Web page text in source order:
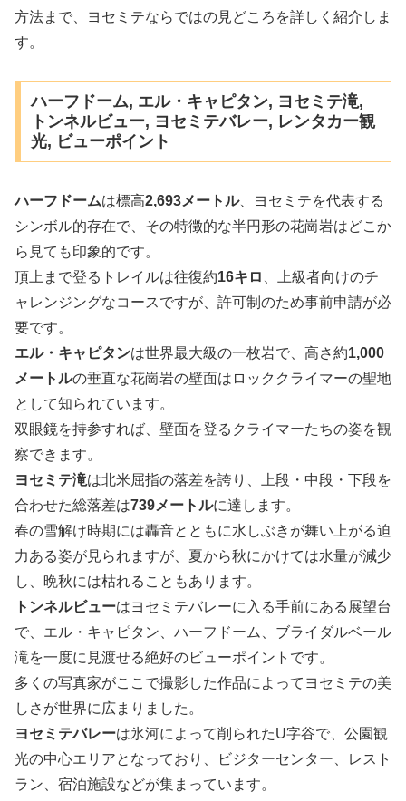
方法まで、ヨセミテならではの見どころを詳しく紹介しま
す。
ハーフドーム, エル・キャピタン, ヨセミテ滝,
トンネルビュー, ヨセミテバレー, レンタカー観
光, ビューポイント
ハーフドームは標高2,693メートル、ヨセミテを代表する
シンボル的存在で、その特徴的な半円形の花崗岩はどこか
ら見ても印象的です。
頂上まで登るトレイルは往復約16キロ
、上級者向けのチ
ャレンジングなコースですが、許可制のため事前申請が必
要です。
エル・キャピタンは世界最大級の一枚岩で、高さ約1,000
メートルの垂直な花崗岩の壁面はロッククライマーの聖地
として知られています。
双眼鏡を持参すれば、壁面を登るクライマーたちの姿を観
察できます。
ヨセミテ滝は北米屈指の落差を誇り、上段・中段・下段を
合わせた総落差は739メートルに達します。
春の雪解け時期には轟音とともに水しぶきが舞い上がる迫
力ある姿が見られますが、夏から秋にかけては水量が減少
し、晩秋には枯れることもあります。
トンネルビューはヨセミテバレーに入る手前にある展望台
で、エル・キャピタン、ハーフドーム、ブライダルベール
滝を一度に見渡せる絶好のビューポイントです。
多くの写真家がここで撮影した作品によってヨセミテの美
しさが世界に広まりました。
ヨセミテバレーは氷河によって削られたU字谷で、公園観
光の中心エリアとなっており、ビジターセンター、レスト
ラン、宿泊施設などが集まっています。